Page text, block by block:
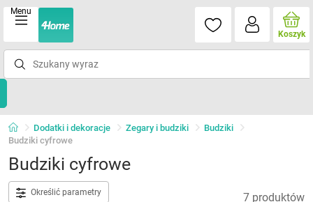
Menu
Koszyk
Dodatki i dekoracje Zegary i budziki
Budziki
Budziki cyfrowe
Budziki cyfrowe
Określić parametry 7 produktów